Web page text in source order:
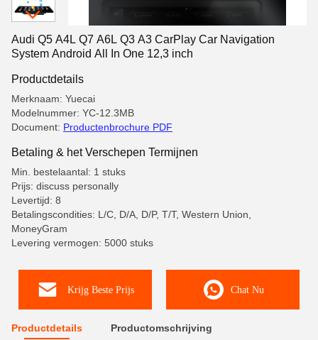
Audi Q5 A4L Q7 A6L Q3 A3 CarPlay Car Navigation
System Android All In One 12,3 inch
Productdetails
Merknaam: Yuecai
Modelnummer: YC-12.3MB
Document: Productenbrochure PDF
Betaling & het Verschepen Termijnen
Min. bestelaantal: 1 stuks
Prijs: discuss personally
Levertijd: 8
Betalingscondities: L/C, D/A, D/P, T/T, Western Union,
MoneyGram
Levering vermogen: 5000 stuks
Krijg Beste Prijs Chat Nu
Productdetails Productomschrijving